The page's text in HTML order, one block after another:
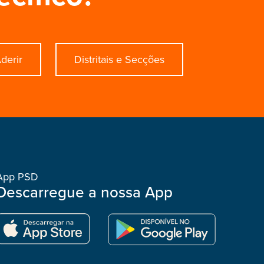
Distritais e Secções
PSD
a nossa App